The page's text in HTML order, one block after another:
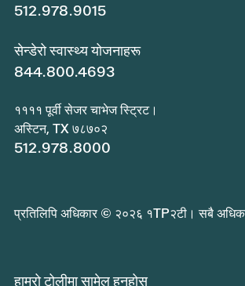
512.978.9015
सेन्डेरो स्वास्थ्य योजनाहरू
844.800.4693
११११ पूर्वी सेजर चाभेज स्ट्रिट।
अस्टिन, TX ७८७०२
512.978.8000
प्रतिलिपि अधिकार © २०२६ १TP२टी। सबै
हाम्रो टोलीमा सामेल हुनुहोस्